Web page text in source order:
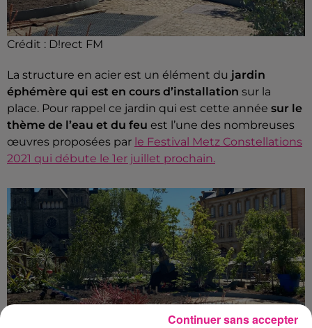
Crédit : D!rect FM
La structure en acier est un élément du jardin
éphémère qui est en cours d’installation sur la
place. Pour rappel ce jardin qui est cette année sur le
thème de l’eau et du feu est l’une des nombreuses
œuvres proposées par le Festival Metz Constellations
2021 qui débute le 1er juillet prochain.
Continuer sans accepter